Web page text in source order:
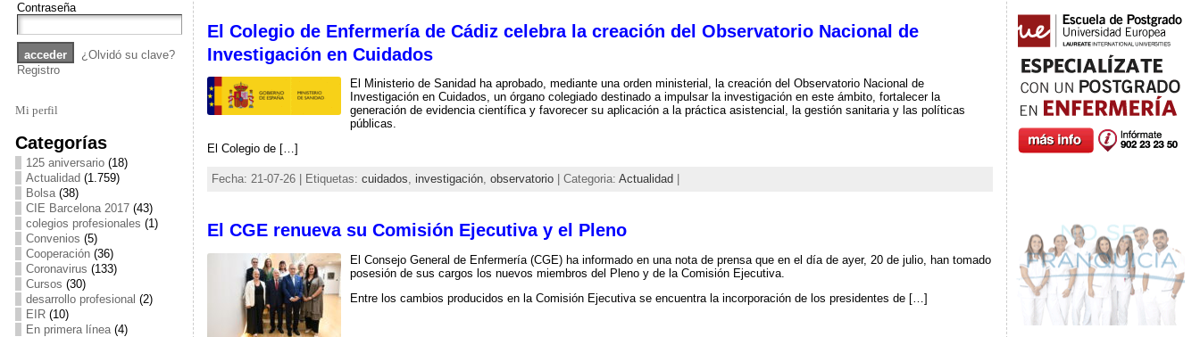
Contraseña
¿Olvidó su clave?
Registro
Mi perfil
Categorías
125 aniversario(18)
Actualidad (1.759)
Bolsa(38)
CIE Barcelona 2017(43)
colegios profesionales (1)
Convenios (5)
Cooperación(36)
Coronavirus (133)
Cursos (30)
desarrollo profesional (2)
EIR(10)
En primera línea(4)
El Colegio de Enfermería de Cádiz celebra la creación del Observatorio Nacional de
Investigación en Cuidados
El Ministerio de Sanidad ha aprobado, mediante una orden ministerial, la creación del Observatorio Nacional de
Investigación en Cuidados, un órgano colegiado destinado a impulsar la investigación en este ámbito, fortalecer la
generación de evidencia científica y favorecer su aplicación a la práctica asistencial, la gestión sanitaria y las políticas
públicas.
El Colegio de […]
Fecha: 21-07-26 | Etiquetas: cuidados investigación, observatorio| Categoria: Actualidad
El CGE renueva su Comisión Ejecutiva y el Pleno
El Consejo General de Enfermería (CGE) ha informado en una nota de prensa que en el día de ayer, 20 de julio, han tomado
posesión de sus cargos los nuevos miembros del Pleno y de la Comisión Ejecutiva.
Entre los cambios producidos en la Comisión Ejecutiva se encuentra la incorporación de los presidentes de […]